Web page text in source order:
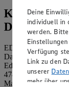
EDEKA Nordwest
Edekaplatz 1
47445 Moers
Mail:
Deine
individuell in
werden.
Verfügung
Link zu den
unserer
mehr über